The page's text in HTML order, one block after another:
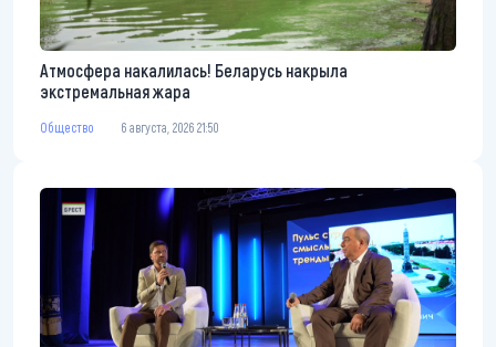
Атмосфера накалилась! Беларусь накрыла
экстремальная жара
Общество 6 августа, 2026 21:50